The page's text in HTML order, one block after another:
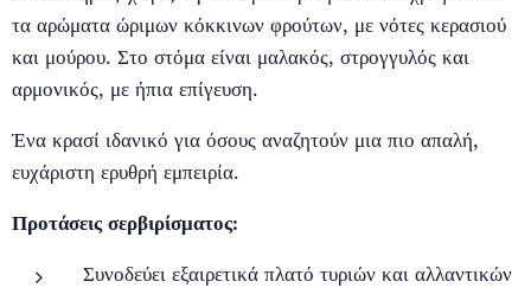
τα αρώματα ώριμων κόκκινων φρούτων, με νότες κερασιού
και μούρου. Στο στόμα είναι μαλακός, στρογγυλός και
αρμονικός, με ήπια επίγευση.
Ένα κρασί ιδανικό για όσους αναζητούν μια πιο απαλή,
ευχάριστη ερυθρή εμπειρία.
Προτάσεις σερβιρίσματος:
Συνοδεύει εξαιρετικά πλατό τυριών και αλλαντικών